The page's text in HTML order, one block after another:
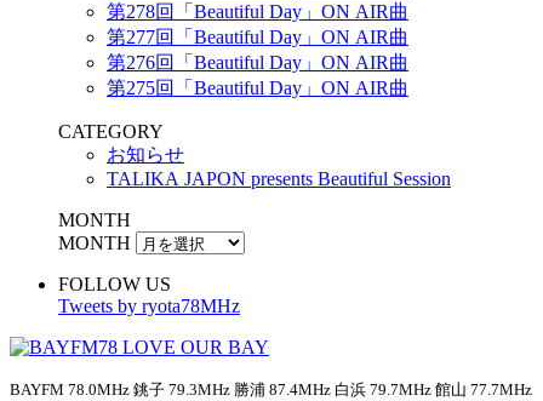
第278回「Beautiful Day」ON AIR曲
第277回「Beautiful Day」ON AIR曲
第276回「Beautiful Day」ON AIR曲
第275回「Beautiful Day」ON AIR曲
CATEGORY
お知らせ
TALIKA JAPON presents Beautiful Session
MONTH
MONTH
FOLLOW US
Tweets by ryota78MHz
BAYFM 78.0MHz 銚子 79.3MHz 勝浦 87.4MHz 白浜 79.7MHz 館山 77.7MHz